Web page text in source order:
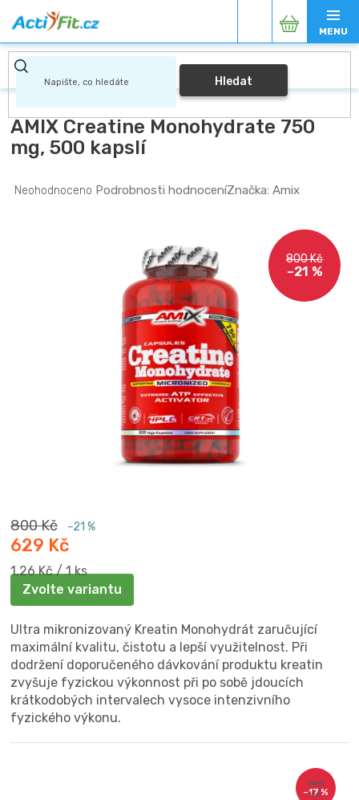
na
obsah
Hledat
Nákupní
košík
AMIX Creatine Monohydrate 750
mg, 500 kapslí
Průměrné
Neohodnoceno Podrobnosti hodnoceníZnačka: Amix
800 Kč
–21 %
800 Kč –21 %
629 Kč
Měrná
cena:
1,26 Kč / 1 ks
Zvolte variantu
Ultra mikronizovaný Kreatin Monohydrát zaručující
maximální kvalitu, čistotu a lepší využitelnost. Při
dodržení doporučeného dávkování produktu kreatin
zvyšuje fyzickou výkonnost při po sobě jdoucích
krátkodobých intervalech vysoce intenzivního
fyzického výkonu.
340
Kč
–17 %